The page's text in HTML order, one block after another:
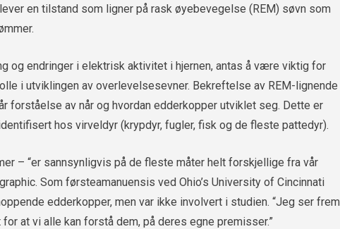
en tilstand som ligner på rask øyebevegelse (REM) søvn som
og endringer i elektrisk aktivitet i hjernen, antas å være viktig for
i utviklingen av overlevelsesevner. Bekreftelse av REM-lignende
forståelse av når og hvordan edderkopper utviklet seg. Dette er
hos virveldyr (krypdyr, fugler, fisk og de fleste pattedyr).
– “er sannsynligvis på de fleste måter helt forskjellige fra vår
Som førsteamanuensis ved Ohio’s University of Cincinnati
edderkopper, men var ikke involvert i studien. “Jeg ser frem
at vi alle kan forstå dem, på deres egne premisser.”